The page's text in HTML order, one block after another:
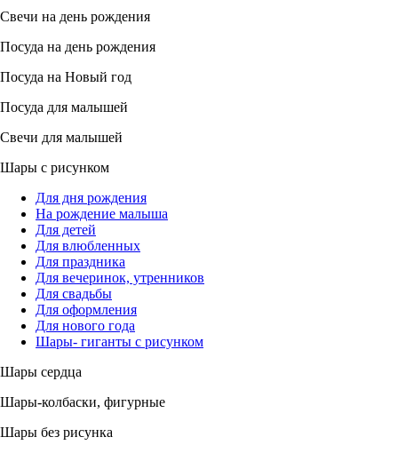
Свечи на день рождения
Посуда на день рождения
Посуда на Новый год
Посуда для малышей
Свечи для малышей
Шары с рисунком
Для дня рождения
На рождение малыша
Для детей
Для влюбленных
Для праздника
Для вечеринок, утренников
Для свадьбы
Для оформления
Для нового года
Шары- гиганты с рисунком
Шары сердца
Шары-колбаски, фигурные
Шары без рисунка